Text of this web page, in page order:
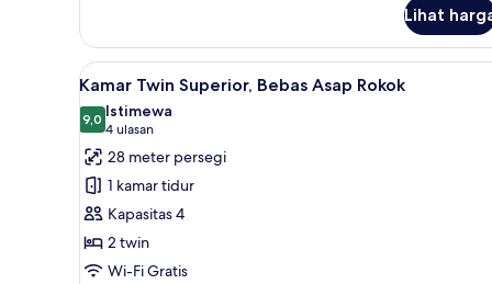
Kamar
Twin,
Bebas
Asap
Rokok,
sudut
Lihat
Lihat
semua
foto
untuk
Kamar
Twin
Superior,
Bebas
Asap
Kamar Twin Superior, Bebas
4
Kamar Twin Superior, Bebas Asap Rokok
9,09,0 dari 10
Istimewa
4 ulasan
(4
ulasan)
28 meter persegi
1 kamar tidur
Kapasitas 4
2 twin
Wi-Fi Gratis